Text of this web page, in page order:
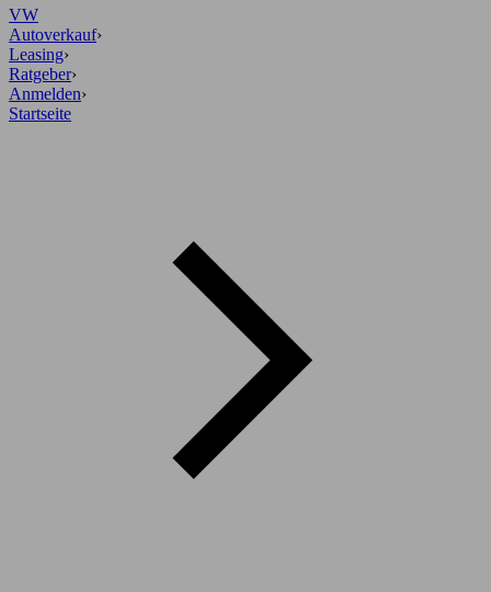
VW
Autoverkauf›
Leasing›
Ratgeber›
Anmelden›
Startseite